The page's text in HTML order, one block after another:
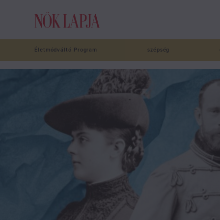
Életmódváltó Program szépség